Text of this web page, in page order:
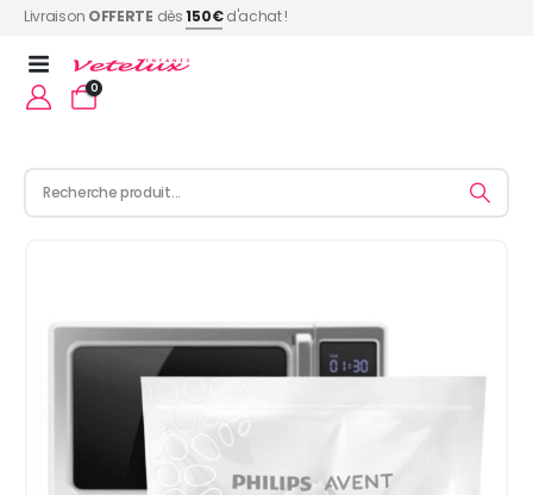
Livraison OFFERTE dès150€d'achat !
0